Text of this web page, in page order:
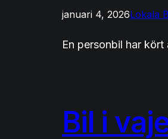
januari 4, 2026Lokala
En personbil har
Bil i